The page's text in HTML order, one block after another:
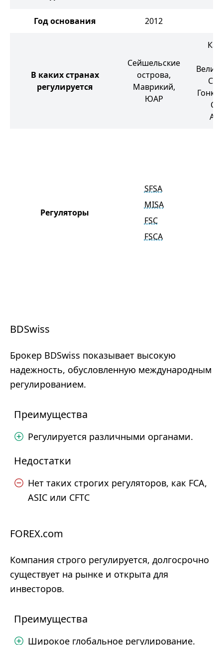
Год основания 2012
В каких странах
регулируется
Сейшельские
острова,
Маврикий,
ЮАР
Регуляторы
SFSA
MISA
FSC
FSCA
BDSwiss
Брокер BDSwiss показывает высокую
надежность, обусловленную международным
регулированием.
Преимущества
Регулируется различными органами.
Недостатки
Нет таких строгих регуляторов, как FCA,
ASIC или CFTC
FOREX.com
Компания строго регулируется, долгосрочно
существует на рынке и открыта для
инвесторов.
Преимущества
Широкое глобальное регулирование.